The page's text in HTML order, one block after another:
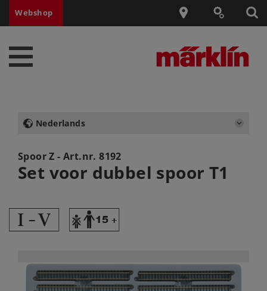
Webshop
Nederlands
Spoor Z - Art.nr.8192
Set voor dubbel spoor T1
6 Y